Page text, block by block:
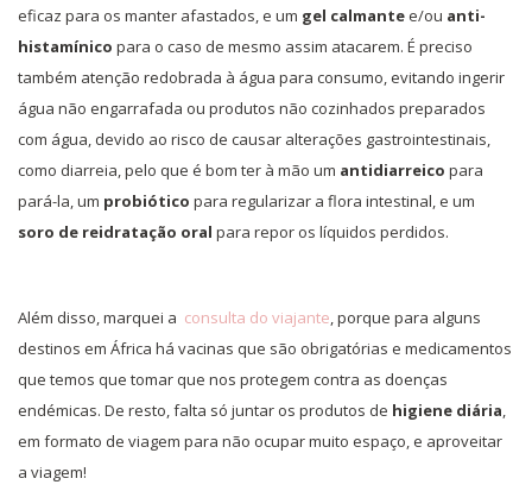
eficaz para os manter afastados, e um gel calmante e/ou anti-
histamínico para o caso de mesmo assim atacarem. É preciso
também atenção redobrada à água para consumo, evitando ingerir
água não engarrafada ou produtos não cozinhados preparados
com água, devido ao risco de causar alterações gastrointestinais,
como diarreia, pelo que é bom ter à mão um antidiarreico para
pará-la, um probiótico para regularizar a flora intestinal, e um
soro de reidratação oral para repor os líquidos perdidos.
Além disso, marquei a consulta do viajante, porque para alguns
destinos em África há vacinas que são obrigatórias e medicamentos
que temos que tomar que nos protegem contra as doenças
endémicas. De resto, falta só juntar os produtos de higiene diária,
em formato de viagem para não ocupar muito espaço, e aproveitar
a viagem!